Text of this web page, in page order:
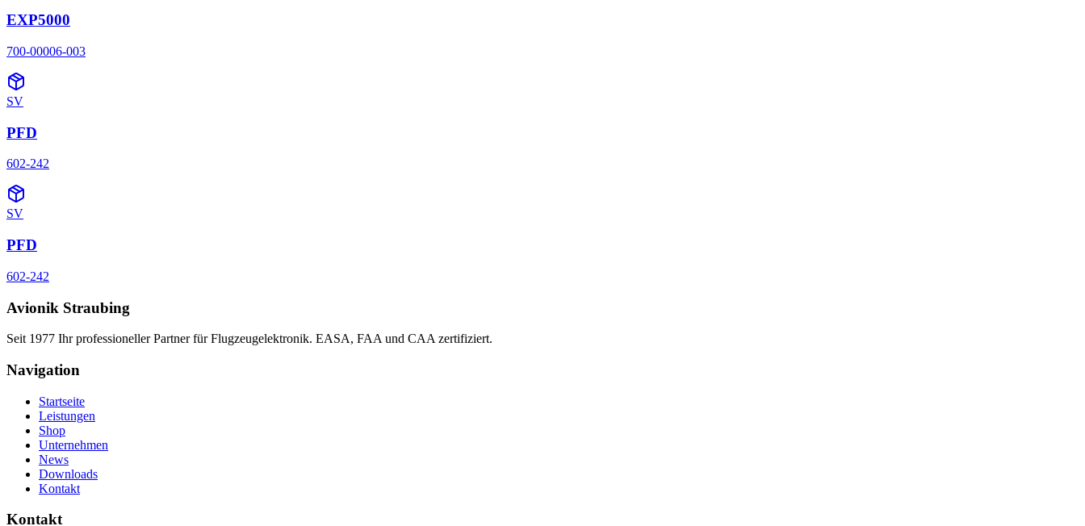
EXP5000
700-00006-003
SV
PFD
602-242
SV
PFD
602-242
Avionik Straubing
Seit 1977 Ihr professioneller Partner für Flugzeugelektronik. EASA, FAA und CAA zertifiziert.
Navigation
Startseite
Leistungen
Shop
Unternehmen
News
Downloads
Kontakt
Kontakt